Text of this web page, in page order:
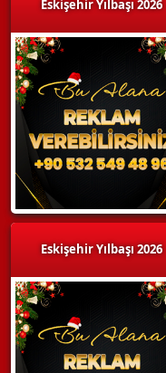
Eskişehir Yılbaşı 2026
Eskişehir Yılbaşı 2026